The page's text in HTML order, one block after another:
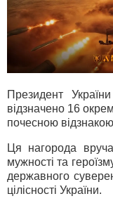
Президент
відзначено 16
почесною
Ця нагорода
мужності та
державного
цілісності України.